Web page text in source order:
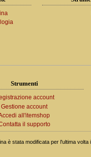
Strumenti
account
Gestione account
all'itemshop
il supporto
è stata modificata per l'ultima volta